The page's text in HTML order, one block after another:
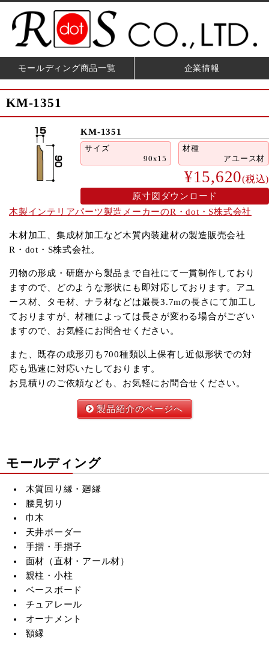
モールディング商品一覧 企業情報
KM-1351
KM-1351
サイズ
90x15
材種
アユース材
¥15,620(税込)
原寸図ダウンロード
木製インテリアパーツ製造メーカーのR・dot・S株式会社
木材加工、集成材加工など木質内装建材の製造販売会社
R・dot・S株式会社。
刃物の形成・研磨から製品まで自社にて一貫制作しており
ますので、どのような形状にも即対応しております。アユ
ース材、タモ材、ナラ材などは最長3.7mの長さにて加工し
ておりますが、材種によっては長さが変わる場合がござい
ますので、お気軽にお問合せください。
また、既存の成形刃も700種類以上保有し近似形状での対
応も迅速に対応いたしております。
お見積りのご依頼なども、お気軽にお問合せください。
製品紹介のページへ
モールディング
木質回り縁・廻縁
腰見切り
巾木
天井ボーダー
手摺・手摺子
面材（直材・アール材）
親柱・小柱
ベースボード
チュアレール
オーナメント
額縁